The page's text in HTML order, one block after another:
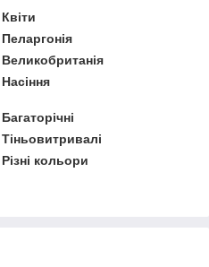
Квіти
Пеларгонія
Великобританія
Насіння
Багаторічні
Тіньовитривалі
Різні кольори